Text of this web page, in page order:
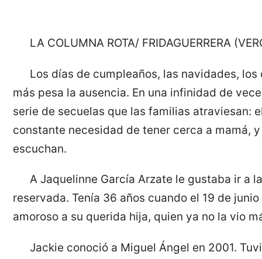
LA COLUMNA ROTA/ FRIDAGUERRERA
Los días de cumpleaños, las navidades,
más pesa la ausencia. En una infinidad de
serie de secuelas que las familias atraviesan:
constante necesidad de tener cerca a mamá,
escuchan.
A Jaquelinne García Arzate le gustaba ir a
reservada. Tenía 36 años cuando el 19 de
amoroso a su querida hija, quien ya no la vio
Jackie conoció a Miguel Ángel en 2001.